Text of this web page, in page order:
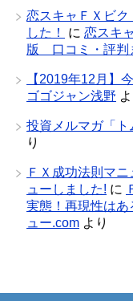
恋スキャＦＸビク
した！
に 恋スキ
版 口コミ・評判
【2019年12月】
ゴゴジャン浅野
投資メルマガ「ト
り
ＦＸ成功法則マ
ューしました! に
実態！再現性は
ュー.com より